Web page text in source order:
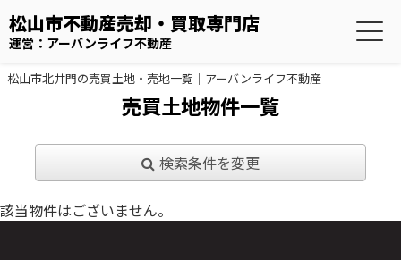
松山市不動産売却・買取専門店
運営：アーバンライフ不動産
松山市北井門の売買土地・売地一覧｜アーバンライフ不動産
売買土地物件一覧
検索条件を変更
該当物件はございません。